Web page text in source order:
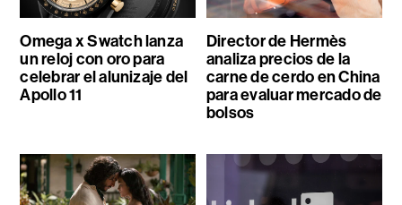
Omega x Swatch lanza
un reloj con oro para
celebrar el alunizaje del
Apollo 11
Director de Hermès
analiza precios de la
carne de cerdo en China
para evaluar mercado de
bolsos